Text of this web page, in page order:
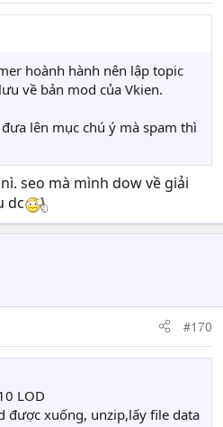
hoành hành nên lập topic
về bản mod của Vkien.
lên mục chú ý mà spam thì
seo mà mình dow về giải
dc
#170
LOD
được xuống, unzip,lấy file data